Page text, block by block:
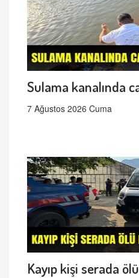
Sulama kanalında
7 Ağustos 2026 Cuma
Kayıp kişi serada